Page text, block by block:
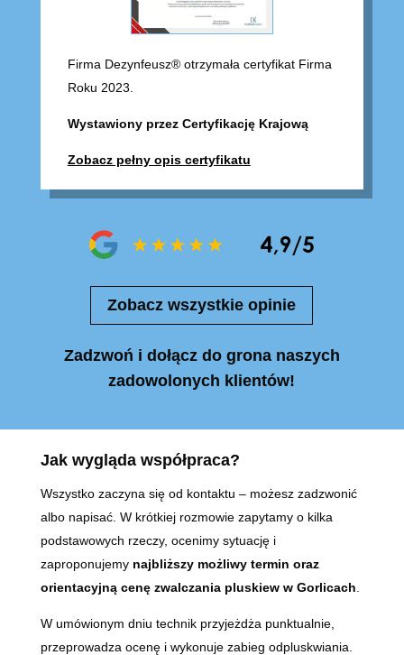
Firma Dezynfeusz® otrzymała certyfikat Firma
Roku 2023.
Wystawiony przez Certyfikację Krajową
Zobacz pełny opis certyfikatu
Zobacz wszystkie opinie
Zadzwoń i dołącz do grona naszych
zadowolonych klientów!
Jak wygląda współpraca?
Wszystko zaczyna się od kontaktu – możesz zadzwonić
albo napisać. W krótkiej rozmowie zapytamy o kilka
podstawowych rzeczy, ocenimy sytuację i
zaproponujemy najbliższy możliwy termin oraz
orientacyjną cenę zwalczania pluskiew w Gorlicach
W umówionym dniu technik przyjeżdża punktualnie,
przeprowadza ocenę i wykonuje zabieg odpluskwiania.